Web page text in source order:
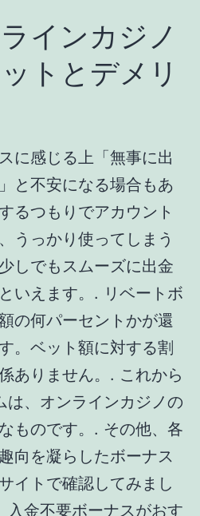
しでもスムーズに出金
いえます。. リベートボ
の何パーセントかが還
。ベット額に対する割
ありません。. これから
、オンラインカジノの
ものです。. その他、各
向を凝らしたボーナス
イトで確認してみまし
入金不要ボーナスがおす
ノを4つご紹介しま
カジノのポーカーにも
だけど、私の経験から
ルなゲームほど勝ちや
皆さんも試してみて
らえる30ドル入金不要
ット額で出金ができま
スも充実しており、ウ